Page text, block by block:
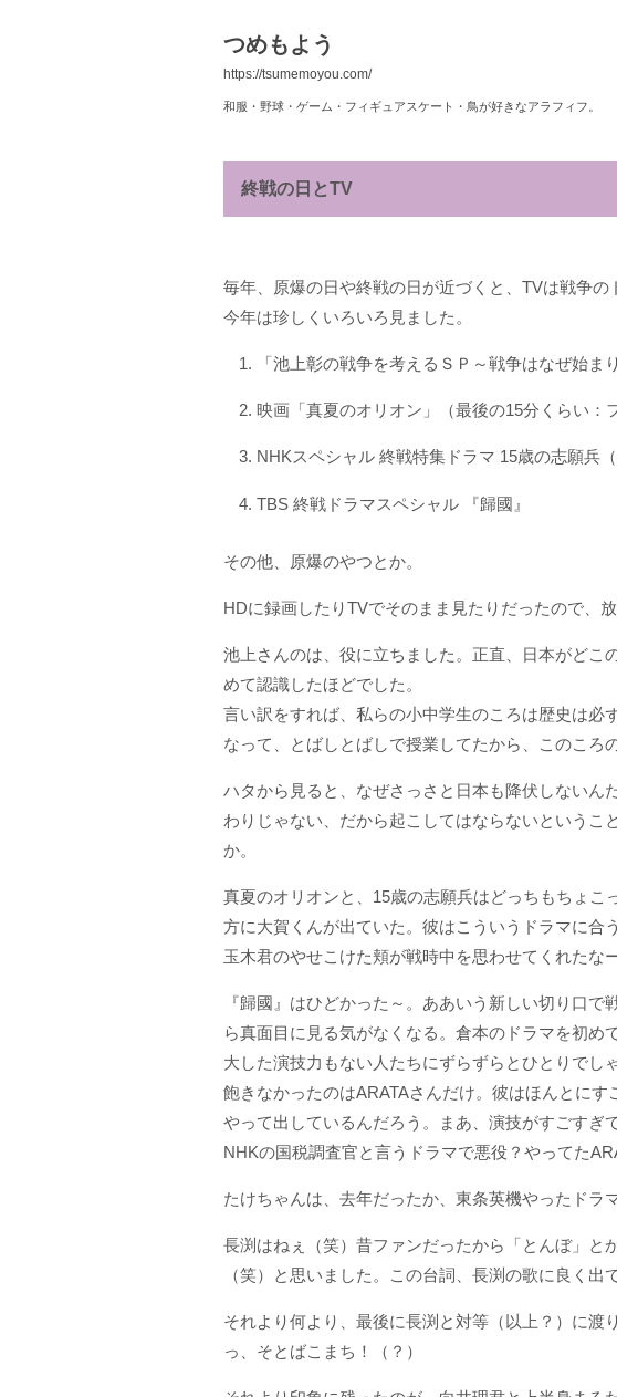
つめもよう
https://tsumemoyou.com/
和服・野球・ゲーム・フィギュアスケート・鳥が好きなアラフィフ。
終戦の日とTV
毎年、原爆の日や終戦の日が近づくと、TVは戦争
今年は珍しくいろいろ見ました。
「池上彰の戦争を考えるＳＰ～戦争はなぜ始
映画「真夏のオリオン」（最後の15分くらい：
NHKスペシャル 終戦特集ドラマ 15歳の志願兵（
TBS 終戦ドラマスペシャル 『歸國』
その他、原爆のやつとか。
HDに録画したりTVでそのまま見たりだったので、
池上さんのは、役に立ちました。正直、日本がどこ
めて認識したほどでした。
言い訳をすれば、私らの小中学生のころは歴史は必
なって、とばしとばしで授業してたから、このころ
ハタから見ると、なぜさっさと日本も降伏しないん
わりじゃない、だから起こしてはならないというこ
か。
真夏のオリオンと、15歳の志願兵はどっちもちょ
方に大賀くんが出ていた。彼はこういうドラマに合
玉木君のやせこけた頬が戦時中を思わせてくれたなー
『歸國』はひどかった～。ああいう新しい切り口
ら真面目に見る気がなくなる。倉本のドラマを初め
大した演技力もない人たちにずらずらとひとりでし
飽きなかったのはARATAさんだけ。彼はほんとに
やって出しているんだろう。まあ、演技がすごすぎ
NHKの国税調査官と言うドラマで悪役？やってた
たけちゃんは、去年だったか、東条英機やったドラ
長渕はねぇ（笑）昔ファンだったから「とんぼ」
（笑）と思いました。この台詞、長渕の歌に良く出
それより何より、最後に長渕と対等（以上？）に渡
っ、そとばこまち！（？）